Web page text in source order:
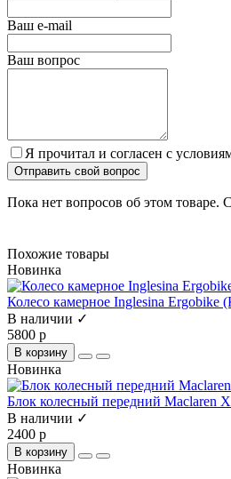
Ваш e-mail
Ваш вопрос
Я прочитал и согласен с
Отправить свой вопрос
Пока нет вопросов об этом товаре.
Похожие товары
Новинка
Колесо камерное Inglesina
В наличии ✓
5800 р
В корзину
Новинка
Блок колесный передний Maclaren
В наличии ✓
2400 р
В корзину
Новинка